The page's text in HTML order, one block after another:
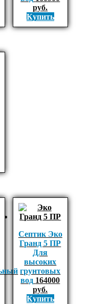
руб.
Купить
Септик Эко
Гранд 5 ПР
Для
высоких
грунтовых
вод 164000
руб.
Купить